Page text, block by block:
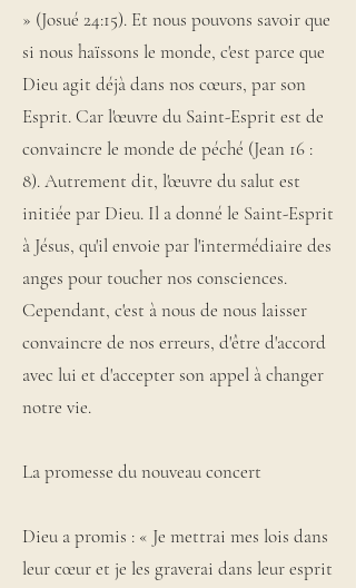
» (Josué 24:15). Et nous pouvons savoir que
si nous haïssons le monde, c'est parce que
Dieu agit déjà dans nos cœurs, par son
Esprit. Car l'œuvre du Saint-Esprit est de
convaincre le monde de péché (Jean 16 :
8). Autrement dit, l'œuvre du salut est
initiée par Dieu. Il a donné le Saint-Esprit
à Jésus, qu'il envoie par l'intermédiaire des
anges pour toucher nos consciences.
Cependant, c'est à nous de nous laisser
convaincre de nos erreurs, d'être d'accord
avec lui et d'accepter son appel à changer
notre vie.
La promesse du nouveau concert
Dieu a promis : « Je mettrai mes lois dans
leur cœur et je les graverai dans leur esprit